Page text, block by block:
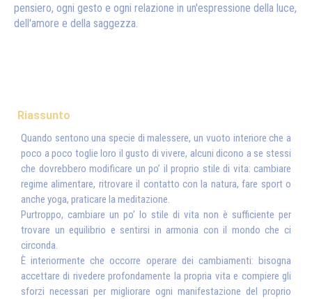
pensiero, ogni gesto e ogni relazione in un'espressione della luce,
dell'amore e della saggezza.
Riassunto
Quando sentono una specie di malessere, un vuoto interiore che a
poco a poco toglie loro il gusto di vivere, alcuni dicono a se stessi
che dovrebbero modificare un po’ il proprio stile di vita: cambiare
regime alimentare, ritrovare il contatto con la natura, fare sport o
anche yoga, praticare la meditazione.
Purtroppo, cambiare un po’ lo stile di vita non è sufficiente per
trovare un equilibrio e sentirsi in armonia con il mondo che ci
circonda.
È interiormente che occorre operare dei cambiamenti: bisogna
accettare di rivedere profondamente la propria vita e compiere gli
sforzi necessari per migliorare ogni manifestazione del proprio